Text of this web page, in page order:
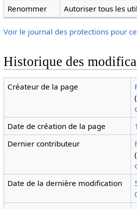
Renommer
Autoriser tous les
Voir le journal des protections pour
Historique des
Créateur de la page
(
Date de création de la page
Dernier contributeur
(
Date de la dernière modification